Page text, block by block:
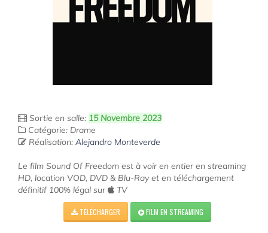
Sortie en salle: 15 Novembre 2023
Catégorie: Drame
Réalisation: Alejandro Monteverde
Le film Sound Of Freedom est à voir en entier en streaming
HD, location VOD, DVD & Blu-Ray et en téléchargement
définitif 100% légal sur
TV
TÉLÉCHARGER FILM EN STREAMING